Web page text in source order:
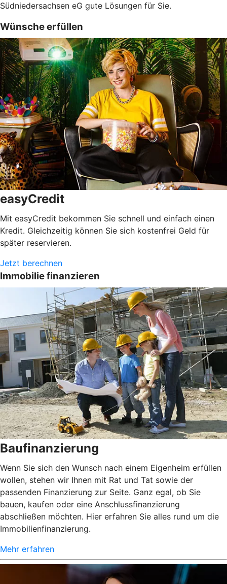
Südniedersachsen eG gute Lösungen für Sie.
Wünsche erfüllen
easyCredit
Mit easyCredit bekommen Sie schnell und einfach einen
Kredit. Gleichzeitig können Sie sich kostenfrei Geld für
später reservieren.
Jetzt berechnen
Immobilie finanzieren
Baufinanzierung
Wenn Sie sich den Wunsch nach einem Eigenheim erfüllen
wollen, stehen wir Ihnen mit Rat und Tat sowie der
passenden Finanzierung zur Seite. Ganz egal, ob Sie
bauen, kaufen oder eine Anschlussfinanzierung
abschließen möchten. Hier erfahren Sie alles rund um die
Immobilienfinanzierung.
Mehr erfahren